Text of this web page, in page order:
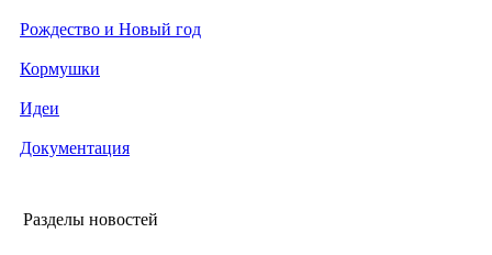
Рождество и Новый год
Кормушки
Идеи
Документация
Разделы новостей